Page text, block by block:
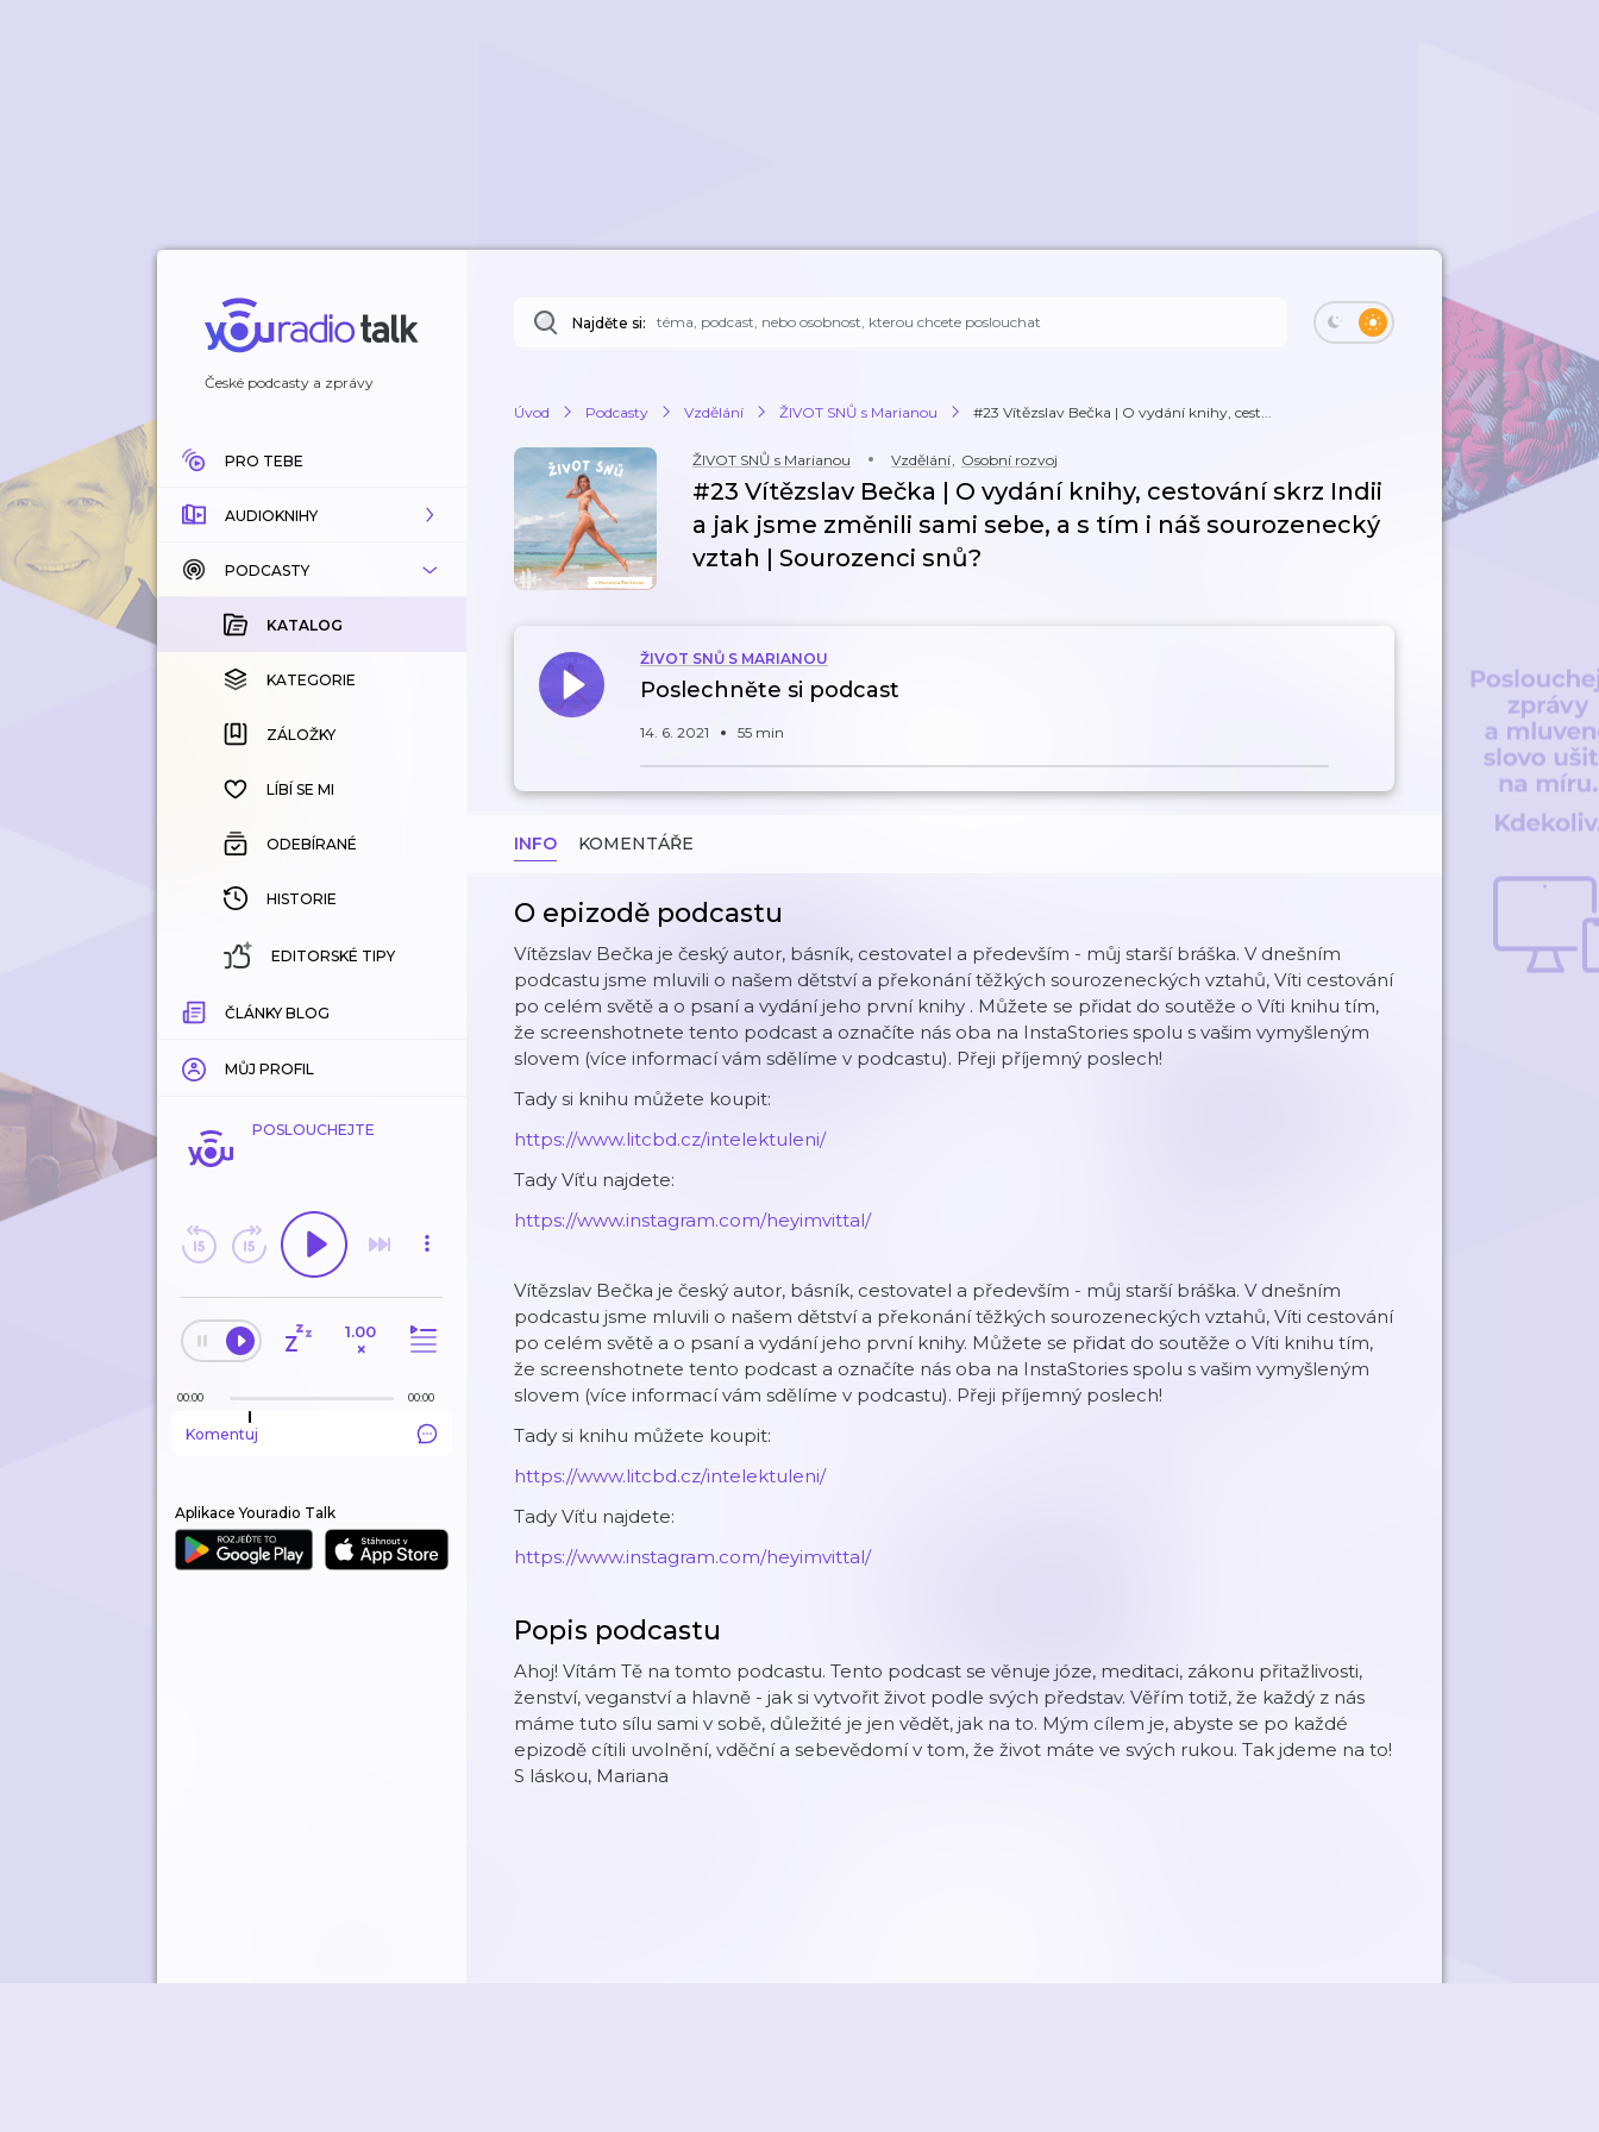
České podcasty a zprávy
PRO TEBE
AUDIOKNIHY
KATALOG
KOUPENÉ
KATEGORIE
ZÁLOŽKY
HISTORIE
PODCASTY
KATALOG
KATEGORIE
ZÁLOŽKY
LÍBÍ SE MI
ODEBÍRANÉ
HISTORIE
EDITORSKÉ TIPY
ČLÁNKY BLOG
MŮJ PROFIL
POSLOUCHEJTE
1.00
×
00:00 00:00
Komentuj
Aplikace Youradio Talk
Najděte si:
Úvod Podcasty Vzdělání ŽIVOT SNŮ s Marianou #23 Vítězslav Bečka | O vydání knihy, cest...
ŽIVOT SNŮ s Marianou Vzdělání, Osobní rozvoj
#23 Vítězslav Bečka | O vydání knihy, cestování skrz Indii
a jak jsme změnili sami sebe, a s tím i náš sourozenecký
vztah | Sourozenci snů?
ŽIVOT SNŮ S MARIANOU
Poslechněte si podcast
14. 6. 2021 55 min
INFO KOMENTÁŘE
O epizodě podcastu
Vítězslav Bečka je český autor, básník, cestovatel a především - můj starší bráška. V dnešním
podcastu jsme mluvili o našem dětství a překonání těžkých sourozeneckých vztahů, Víti cestování
po celém světě a o psaní a vydání jeho první knihy . Můžete se přidat do soutěže o Víti knihu tím,
že screenshotnete tento podcast a označíte nás oba na InstaStories spolu s vašim vymyšleným
slovem (více informací vám sdělíme v podcastu). Přeji příjemný poslech!
Tady si knihu můžete koupit:
https://www.litcbd.cz/intelektuleni/
Tady Víťu najdete:
https://www.instagram.com/heyimvittal/
Vítězslav Bečka je český autor, básník, cestovatel a především - můj starší bráška. V dnešním
podcastu jsme mluvili o našem dětství a překonání těžkých sourozeneckých vztahů, Víti cestování
po celém světě a o psaní a vydání jeho první knihy. Můžete se přidat do soutěže o Víti knihu tím,
že screenshotnete tento podcast a označíte nás oba na InstaStories spolu s vašim vymyšleným
slovem (více informací vám sdělíme v podcastu). Přeji příjemný poslech!
Tady si knihu můžete koupit:
https://www.litcbd.cz/intelektuleni/
Tady Víťu najdete:
https://www.instagram.com/heyimvittal/
Popis podcastu
Ahoj! Vítám Tě na tomto podcastu. Tento podcast se věnuje józe, meditaci, zákonu přitažlivosti,
ženství, veganství a hlavně - jak si vytvořit život podle svých představ. Věřím totiž, že každý z nás
máme tuto sílu sami v sobě, důležité je jen vědět, jak na to. Mým cílem je, abyste se po každé
epizodě cítili uvolnění, vděční a sebevědomí v tom, že život máte ve svých rukou. Tak jdeme na to!
S láskou, Mariana